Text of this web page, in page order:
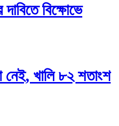
বিক্ষোভে
নেই, খালি ৮২ শতাংশ